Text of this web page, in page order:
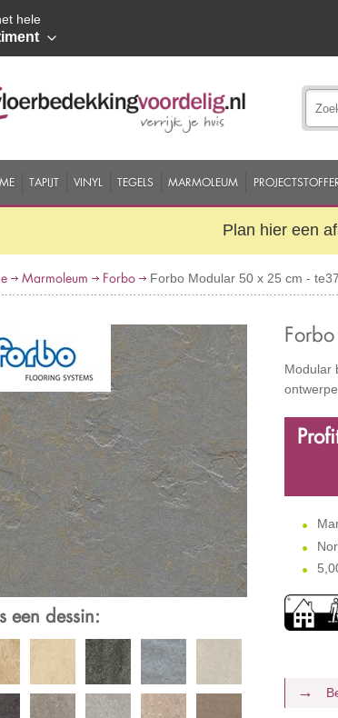
hele
TAPIJT VINYL TEGELS MARMOLEUM
Plan hier een
Marmoleum Forbo Forbo Modular 50 x 25 cm -
een dessin:
Modular